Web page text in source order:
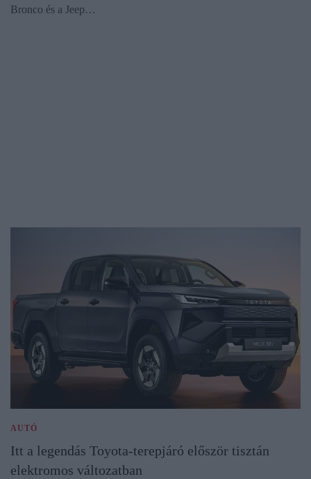
Bronco és a Jeep…
AUTÓ
Itt a legendás Toyota-terepjáró először tisztán
elektromos változatban